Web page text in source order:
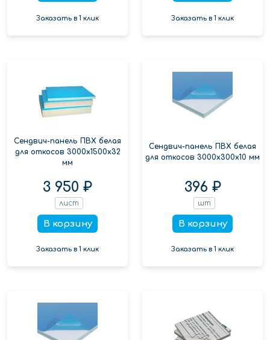
Заказать в 1 клик Заказать в 1 клик
Сендвич-панель ПВХ белая
для откосов 3000x1500x32
мм
3 950 ₽
лист
В корзину
Заказать в 1 клик
Сендвич-панель ПВХ белая
для откосов 3000x300x10 мм
396 ₽
шт
В корзину
Заказать в 1 клик